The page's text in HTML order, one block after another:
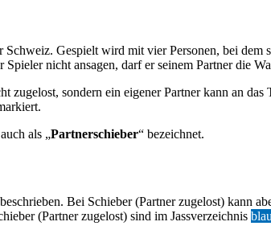
Schweiz. Gespielt wird mit vier Personen, bei
nicht ansagen, darf er seinem Partner die
zugelost, sondern ein eigener Partner kann an
als „Partnerschieber“ bezeichnet.
Bei Schieber (Partner zugelost) kann
(Partner zugelost) sind im Jassverzeichnis